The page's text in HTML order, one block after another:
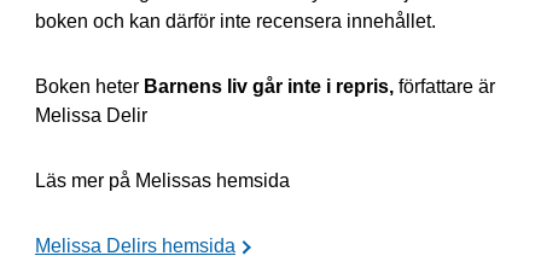
boken och kan därför inte recensera innehållet.
Boken heter Barnens liv går inte i repris,författare är
Melissa Delir
Läs mer på Melissas hemsida
Melissa Delirs hemsida